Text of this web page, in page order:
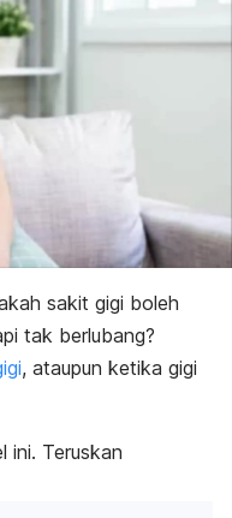
sakit gigi boleh
tak berlubang?
, ataupun ketika gigi
ini. Teruskan